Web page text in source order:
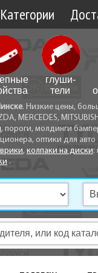
Категории
глуши­
тели
. Низкие цены,
MERCEDES,
, пороги, молдинги
оптики для
, колпаки на диски:
.